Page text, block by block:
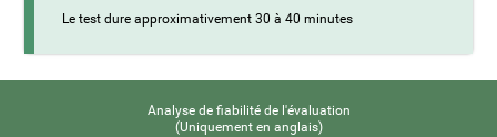
Le test dure approximativement 30 à 40 minutes
Analyse de fiabilité de l'évaluation
(Uniquement en anglais)